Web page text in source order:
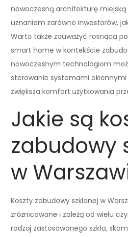
nowoczesną architekturę miejską
uznaniem zarówno inwestorów,
Warto także zauważyć rosnącą
smart home w kontekście
nowoczesnym technologiom
sterowanie systemami
zwiększa komfort użytkowania
Jakie są
zabudowy
w
Koszty zabudowy szklanej w
zróżnicowane i zależą od wielu
rodzaj zastosowanego szkła,